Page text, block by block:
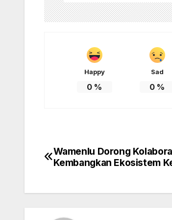
Happy
0 %
Sad
0 %
Post
Wamenlu Dorong
Kembangkan Ekosistem